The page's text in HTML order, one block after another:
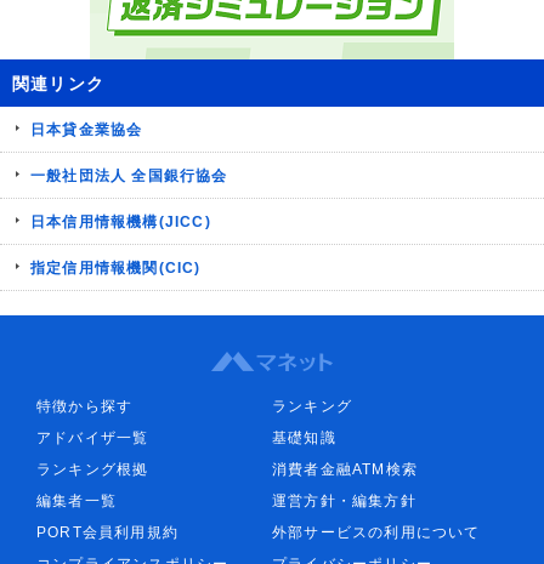
関連リンク
日本貸金業協会
一般社団法人 全国銀行協会
日本信用情報機構(JICC)
指定信用情報機関(CIC)
特徴から探す
ランキング
アドバイザ一覧
基礎知識
ランキング根拠
消費者金融ATM検索
編集者一覧
運営方針・編集方針
PORT会員利用規約
外部サービスの利用について